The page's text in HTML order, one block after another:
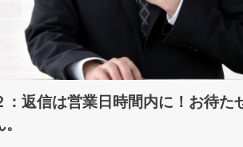
：返信は営業日時間内に！お待た
。